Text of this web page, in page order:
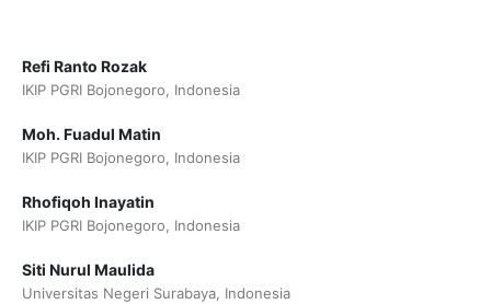
Refi Ranto Rozak
IKIP PGRI Bojonegoro, Indonesia
Moh. Fuadul Matin
IKIP PGRI Bojonegoro, Indonesia
Rhofiqoh Inayatin
IKIP PGRI Bojonegoro, Indonesia
Siti Nurul Maulida
Universitas Negeri Surabaya, Indonesia